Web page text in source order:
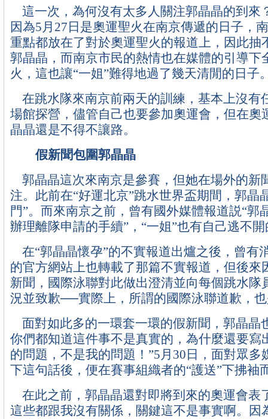
這一次，為何沒有太多人關注郭晶晶的到來
因為5月27日是奧運聖火在南京傳遞的日子，
重點都放在了對於奧運聖火的報道上，因此抽
郭晶晶，而南京市民的熱情也在媒體的引導下
火，這也讓“一姐”難得地過了幾天清閒的日子
在跳水隊來南京前兩天的訓練，基本上沒有
場館探營，儘管自己也要參加奧運會，但在奧
晶晶還是不得不讓路。
假新聞包圍郭晶晶
郭晶晶這次來南京是參賽，但她在場外的新
注。此前在“好運北京”跳水世界盃期間，郭晶
門”。而來南京之前，曾有國外媒體報道説“郭
辦理離隊申請的手續”，“一姐”也有自己逃不
在“郭晶晶懷孕”的不實報道出爐之後，曾有
的官方網站上也轉載了那篇不實報道，但後來
新聞，國際泳聯對此做出澄清並向每個跳水隊
況並致歉──實際上，所謂的國際泳聯道歉，
面對如此多的一環套一環的假新聞，郭晶晶
你們都知道這件事不是真實的，為什麼還要寫
的問題，不是我的問題！”5月30日，面對眾多
下這句話後，便在賽事組織者的“護送”下拂袖
在此之前，郭晶晶還對即將到來的奧運會表
這些都跟我沒有關係，關鍵這不是事實啊。因